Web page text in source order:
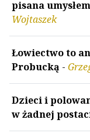
pisana
Wojtaszek
Łowiectwo to
Probucką -
Dzieci i
w żadnej